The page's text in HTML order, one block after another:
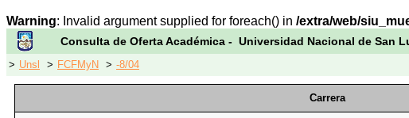
Warning: Invalid argument supplied for foreach() in /extra/web/
Consulta de Oferta Académica - Universidad Nacional de San
> Unsl > FCFMyN > -8/04
Carrera